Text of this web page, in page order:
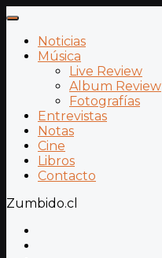
Noticias
Música
Live Review
Album Review
Fotografías
Entrevistas
Notas
Cine
Libros
Contacto
Zumbido.cl